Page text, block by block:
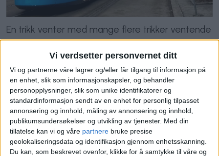
Vi verdsetter personvernet ditt
Vi og partnerne våre lagrer og/eller får tilgang til informasjon på
en enhet, slik som informasjonskapsler, og behandler
personopplysninger, slik som unike identifikatorer og
standardinformasjon sendt av en enhet for personlig tilpasset
annonsering og innhold, måling av annonsering og innhold,
publikumsundersøkelser og utvikling av tjenester. Med din
tillatelse kan vi og våre partnere bruke presise
geolokaliseringsdata og identifikasjon gjennom enhetsskanning.
Du kan, som beskrevet ovenfor, klikke for å samtykke til våre og
En trikk venter med mange flere trikker ventende
– Vi har hatt en strømstans. I en
halvtimes tid var det strømløst mellom
Storo og Grefsen, bekrefter pressekontakt
og leder for eksternkommunikasjon,
Swensen, iRuteroverfor VårtOslo.